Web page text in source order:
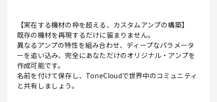
【実在する機材の枠を超える、カスタムアンプの構築】
既存の機材を再現するだけに留まりません。
異なるアンプの特性を組み合わせ、ディープなパラメータ
ーを追い込み、完全にあなただけのオリジナル・アンプを
作成可能です。
名前を付けて保存し、ToneCloudで世界中のコミュニティ
と共有しましょう。